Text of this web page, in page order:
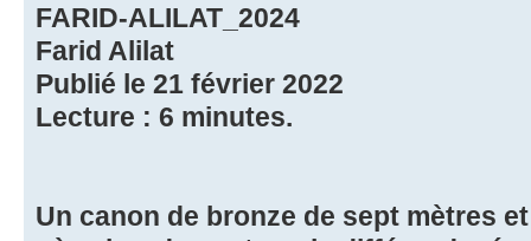
FARID-ALILAT_2024
Farid Alilat
Publié le 21 février 2022
Lecture : 6 minutes.
Un canon de bronze de sept mètres